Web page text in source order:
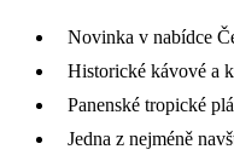
Novinka v nabídce
Historické kávové a
Panenské tropické
Jedna z nejméně